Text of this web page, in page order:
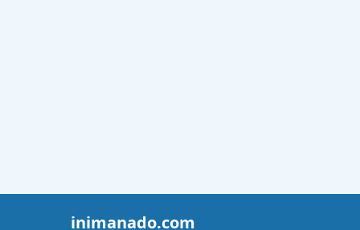
inimanado.com